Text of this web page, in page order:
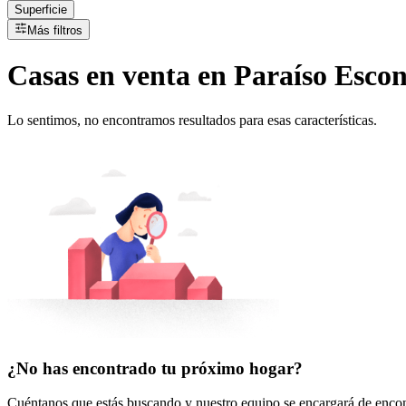
Superficie
Más filtros
Casas en venta en Paraíso
Lo sentimos, no encontramos resultados para esas características.
¿No has encontrado tu próximo hogar?